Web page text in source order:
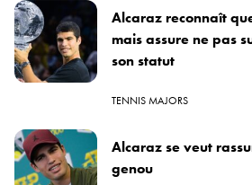
Alcaraz reconnaît
mais assure ne pas
son statut
TENNIS MAJORS
Alcaraz se veut
genou